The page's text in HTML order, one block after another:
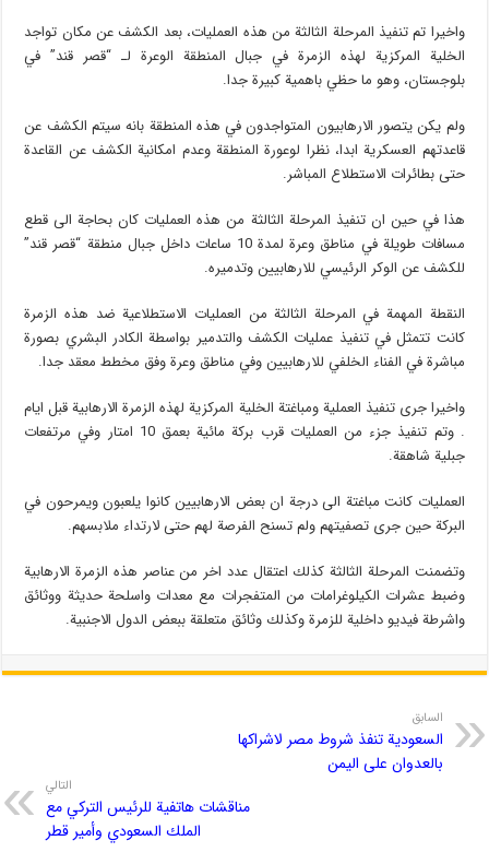
واخيرا تم تنفيذ المرحلة الثالثة من هذه العمليات، بعد الكشف عن مكان تواجد
الخلية المركزية لهذه الزمرة في جبال المنطقة الوعرة لـ “قصر قند” في
بلوجستان، وهو ما حظي باهمية كبيرة جدا.
ولم يكن يتصور الارهابيون المتواجدون في هذه المنطقة بانه سيتم الكشف عن
قاعدتهم العسكرية ابدا، نظرا لوعورة المنطقة وعدم امكانية الكشف عن القاعدة
حتى بطائرات الاستطلاع المباشر.
هذا في حين ان تنفيذ المرحلة الثالثة من هذه العمليات كان بحاجة الى قطع
مسافات طويلة في مناطق وعرة لمدة 10 ساعات داخل جبال منطقة “قصر قند”
للكشف عن الوكر الرئيسي للارهابيين وتدميره.
النقطة المهمة في المرحلة الثالثة من العمليات الاستطلاعية ضد هذه الزمرة
كانت تتمثل في تنفيذ عمليات الكشف والتدمير بواسطة الكادر البشري بصورة
مباشرة في الفناء الخلفي للارهابيين وفي مناطق وعرة وفق مخطط معقد جدا.
واخيرا جرى تنفيذ العملية ومباغتة الخلية المركزية لهذه الزمرة الارهابية قبل ايام
. وتم تنفيذ جزء من العمليات قرب بركة مائية بعمق 10 امتار وفي مرتفعات
جبلية شاهقة.
العمليات كانت مباغتة الى درجة ان بعض الارهابيين كانوا يلعبون ويمرحون في
البركة حين جرى تصفيتهم ولم تسنح الفرصة لهم حتى لارتداء ملابسهم.
وتضمنت المرحلة الثالثة كذلك اعتقال عدد اخر من عناصر هذه الزمرة الارهابية
وضبط عشرات الكيلوغرامات من المتفجرات مع معدات واسلحة حديثة ووثائق
واشرطة فيديو داخلية للزمرة وكذلك وثائق متعلقة ببعض الدول الاجنبية.
السابق
السعودية تنفذ شروط مصر لاشراكها
بالعدوان على اليمن
التالي
مناقشات هاتفية للرئيس التركي مع
الملك السعودي وأمير قطر